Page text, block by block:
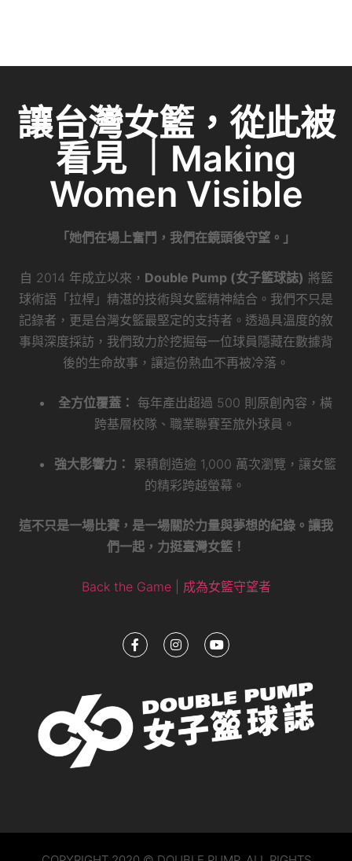
讓台灣女籃，從此被
看見 ｜Making
Women Visible
「她們在場上奮鬥，我們在鏡頭後守望。」
自 2014 年成立以來， Double Pump (女子籃球誌) 將籃
球術語「拉桿」精湛的技術與女籃精神結合。我們不只是
記錄者，更是台灣女籃最堅定的支持者。透過具溫度的敘
事與深度採訪，我們致力於挖掘每一位球員隱藏在數據背
後的生命故事，讓這份熱血不再被冷落。
全方位覆蓋： 每年產出超過 500 則原創內容，橫
跨基層校隊、職業聯賽至旅外球員。
強大影響力：
累積創造逾 1,000 萬次瀏覽，讓女籃
的精彩跨越螢幕。
這不只是一場比賽，是一場關於力量與夢想的紀錄。讓我
們一起，力挺臺灣女籃！
Back the Game | 成為女籃守望者